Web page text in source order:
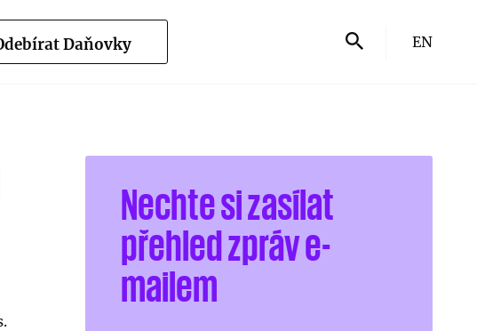
Daňovky EN
Nechte si zasílat
přehled zpráv e-
mailem